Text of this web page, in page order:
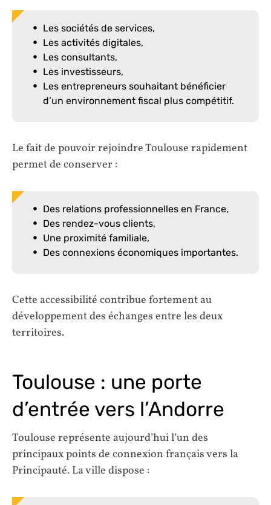
Les sociétés de services,
Les activités digitales,
Les consultants,
Les investisseurs,
Les entrepreneurs souhaitant bénéficier
d’un environnement fiscal plus compétitif.
Le fait de pouvoir rejoindre Toulouse rapidement
permet de conserver :
Des relations professionnelles en France,
Des rendez-vous clients,
Une proximité familiale,
Des connexions économiques importantes.
Cette accessibilité contribue fortement au
développement des échanges entre les deux
territoires.
Toulouse : une porte
d’entrée vers l’Andorre
Toulouse représente aujourd’hui l’un des
principaux points de connexion français vers la
Principauté. La ville dispose :